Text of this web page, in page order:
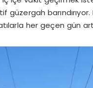
güzergah
her geçen gün